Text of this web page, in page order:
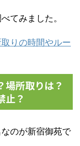
てみました。
りの時間やルー
場所取りは？
止？
のが新宿御苑で